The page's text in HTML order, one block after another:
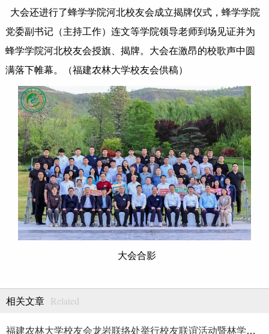
大会还进行了蜂学学院河北校友会成立揭牌仪式，蜂学学院
党委副书记（主持工作）连文等学院领导老师到场见证并为
蜂学学院河北校友会授旗、揭牌。大会在激昂的校歌声中圆
满落下帷幕。（福建农林大学校友会供稿）
大会合影
相关文章 Related
福建农林大学校友会龙岩联络处举行校友联谊活动暨林学、生物医药